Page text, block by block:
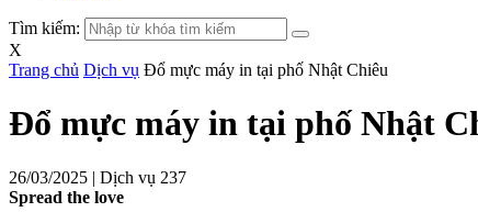
Tìm kiếm:
X
Trang chủ Dịch vụ Đổ mực máy in tại phố Nhật Chiêu
Đổ mực máy in tại phố Nhật
26/03/2025 | Dịch vụ 237
Spread the love